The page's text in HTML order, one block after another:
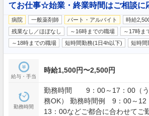
てお仕事☆始業・終業時間はご相談
病院 一般薬剤師 パート・アルバイト
時給
残業なし／ほぼなし
～16時までの職場
～17時ま
～18時までの職場
短時間勤務(1日4h以下) 短時間
給与・手当
時給1,500円〜2,500円
勤務時間
勤務時間 9：00～17：00（う
務OK） 勤務時間例 9：00～12
13：00などご都合に合わせてご